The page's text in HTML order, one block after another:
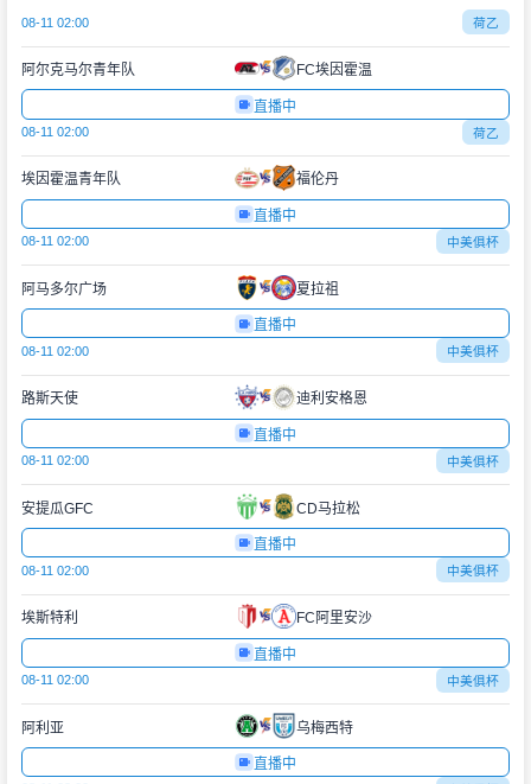
08-11 02:00 荷乙
阿尔克马尔青年队 FC埃因霍温
直播中
08-11 02:00 荷乙
埃因霍温青年队 福伦丹
直播中
08-11 02:00 中美俱杯
阿马多尔广场 夏拉祖
直播中
08-11 02:00 中美俱杯
路斯天使 迪利安格恩
直播中
08-11 02:00 中美俱杯
安提瓜GFC CD马拉松
直播中
08-11 02:00 中美俱杯
埃斯特利 FC阿里安沙
直播中
08-11 02:00 中美俱杯
阿利亚 乌梅西特
直播中